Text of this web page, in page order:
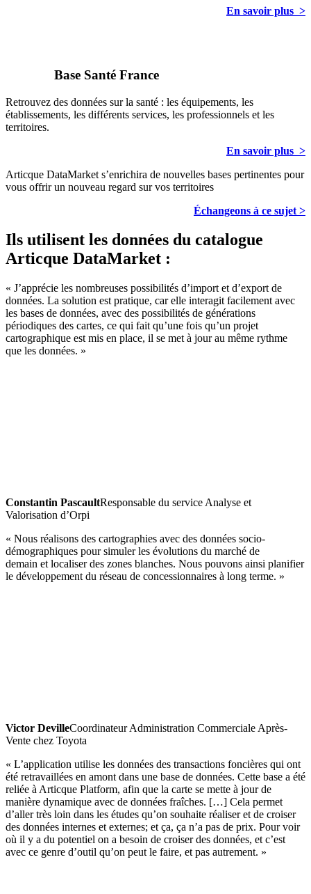
En savoir plus >
Base Santé France
Retrouvez des données sur la santé : les équipements, les
établissements, les différents services, les professionnels et les
territoires.
En savoir plus >
Articque DataMarket s’enrichira de nouvelles bases pertinentes pour
vous offrir un nouveau regard sur vos territoires
Échangeons à ce sujet >
Ils utilisent les données du catalogue
Articque DataMarket :
« J’apprécie les nombreuses possibilités d’import et d’export de
données. La solution est pratique, car elle interagit facilement avec
les bases de données, avec des possibilités de générations
périodiques des cartes, ce qui fait qu’une fois qu’un projet
cartographique est mis en place, il se met à jour au même rythme
que les données. »
Constantin PascaultResponsable du service Analyse et
Valorisation d’Orpi
« Nous réalisons des cartographies avec des données socio-
démographiques pour simuler les évolutions du marché de
demain et localiser des zones blanches. Nous pouvons ainsi planifier
le développement du réseau de concessionnaires à long terme. »
Victor DevilleCoordinateur Administration Commerciale Après-
Vente chez Toyota
« L’application utilise les données des transactions foncières qui ont
été retravaillées en amont dans une base de données. Cette base a été
reliée à Articque Platform, afin que la carte se mette à jour de
manière dynamique avec de données fraîches. […] Cela permet
d’aller très loin dans les études qu’on souhaite réaliser et de croiser
des données internes et externes; et ça, ça n’a pas de prix. Pour voir
où il y a du potentiel on a besoin de croiser des données, et c’est
avec ce genre d’outil qu’on peut le faire, et pas autrement. »